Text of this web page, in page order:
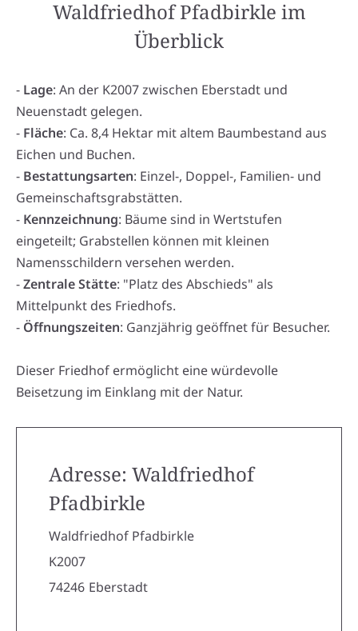
Waldfriedhof Pfadbirkle im
Überblick
- Lage: An der K2007 zwischen Eberstadt und
Neuenstadt gelegen.
- Fläche: Ca. 8,4 Hektar mit altem Baumbestand aus
Eichen und Buchen.
- Bestattungsarten: Einzel-, Doppel-, Familien- und
Gemeinschaftsgrabstätten.
- Kennzeichnung: Bäume sind in Wertstufen
eingeteilt; Grabstellen können mit kleinen
Namensschildern versehen werden.
-Zentrale Stätte: "Platz des Abschieds" als
Mittelpunkt des Friedhofs.
- Öffnungszeiten: Ganzjährig geöffnet für Besucher.
Dieser Friedhof ermöglicht eine würdevolle
Beisetzung im Einklang mit der Natur.
Adresse: Waldfriedhof
Pfadbirkle
Waldfriedhof Pfadbirkle
K2007
74246 Eberstadt